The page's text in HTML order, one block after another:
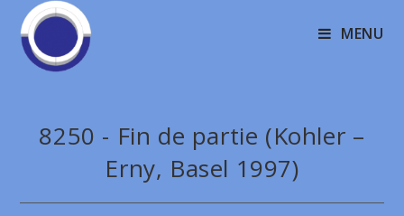
MENU
8250 - Fin de partie (Kohler –
Erny, Basel 1997)